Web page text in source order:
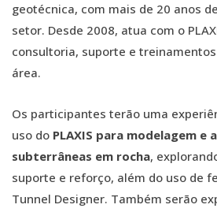
geotécnica, com mais de 20 anos
setor. Desde 2008, atua com o
consultoria, suporte e
área.
Os participantes terão uma
uso do PLAXIS para modelagem e
subterrâneas em rocha,
suporte e reforço, além do uso de
Tunnel Designer. Também serão